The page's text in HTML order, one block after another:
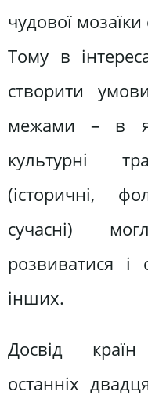
чудової
Тому в
створити
межами – в
культурні
(історичні,
сучасні)
розвиватися і
інших.
Досвід
останніх